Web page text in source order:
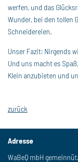
werfen, und das
Wunder, bei den tollen
Schneidereien.
Unser Fazit: Nirgends
Und uns macht es
Klein anzubieten und
zurück
Adresse
WaBeQ mbH